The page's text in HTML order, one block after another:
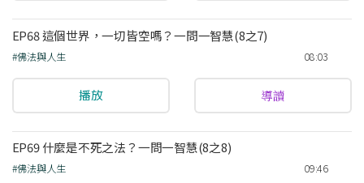
EP68 這個世界，一切皆空嗎？一問一智慧(8之7)
#佛法與人生 08:03
播放 導讀
EP69 什麼是不死之法？一問一智慧(8之8)
#佛法與人生 09:46